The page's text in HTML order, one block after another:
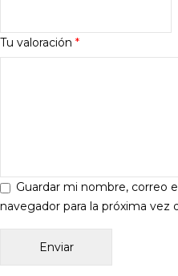
Tu valoración *
Guardar mi nombre, correo
navegador para la próxima vez